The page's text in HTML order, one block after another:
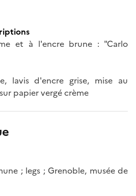
et à l'encre brune : "Carlo
lavis d'encre grise, mise au
papier vergé crème
; legs ; Grenoble, musée de